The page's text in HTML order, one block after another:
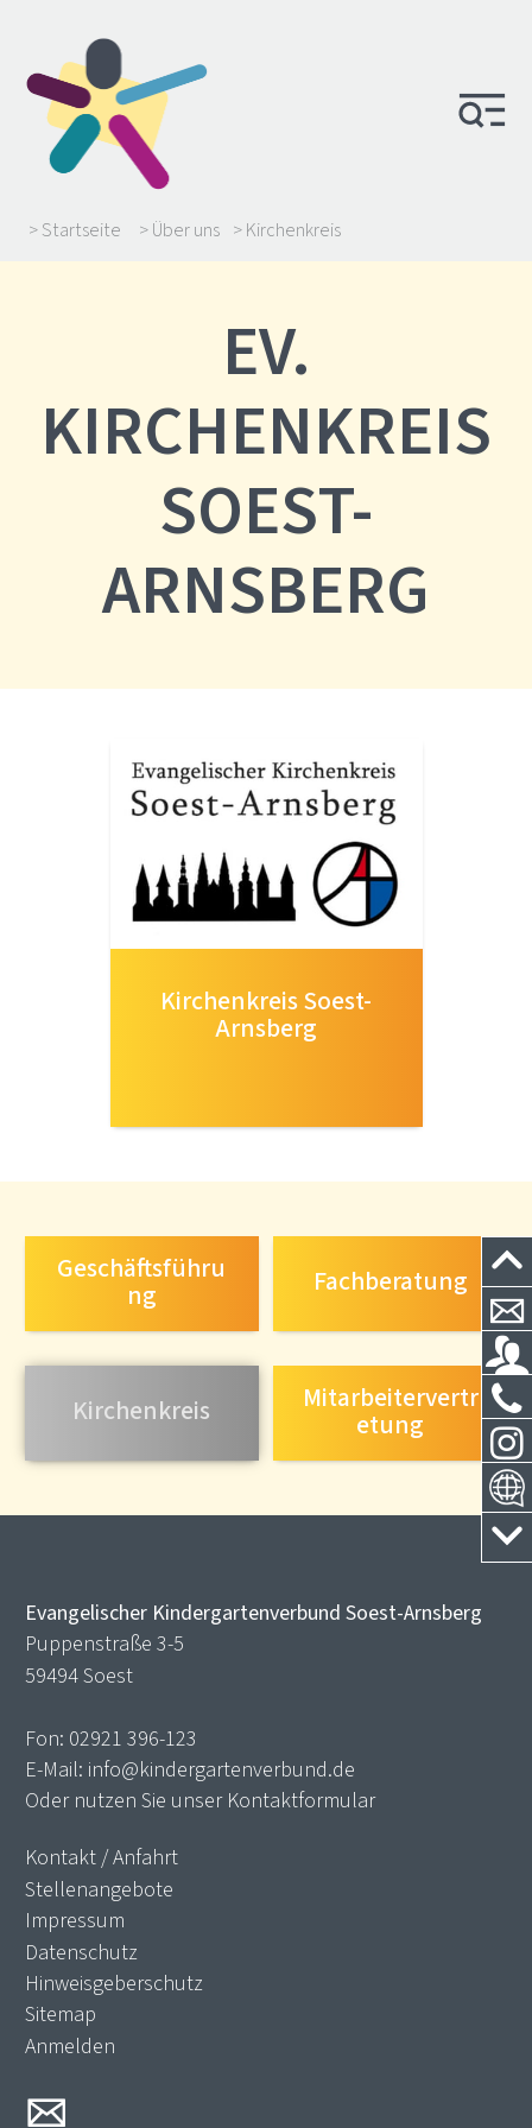
> Startseite > Über uns > Kirchenkreis
EV.
KIRCHENKREIS
SOEST-
ARNSBERG
Kirchenkreis Soest-
Arnsberg
Geschäftsführu
ng Fachberatung
Kirchenkreis Mitarbeitervertr
etung
Evangelischer Kindergartenverbund Soest-Arnsberg
Puppenstraße 3-5
59494 Soest
Fon: 02921 396-123
E-Mail: info@kindergartenverbund.de
Oder nutzen Sie unser Kontaktformular
Kontakt / Anfahrt
Stellenangebote
Impressum
Datenschutz
Hinweisgeberschutz
Sitemap
Anmelden